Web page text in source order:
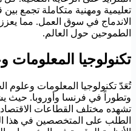
تعليمية ومهنية متكاملة تجمع
الاندماج في سوق العمل. مما
الطموحين حول العالم.
تكنولوجيا
تُعَدّ تكنولوجيا المعلومات وعلوم
وتطوراً في فرنسا وأوروبا. حيث
تشهده مختلف القطاعات
الطلب على المتخصصين في هذا